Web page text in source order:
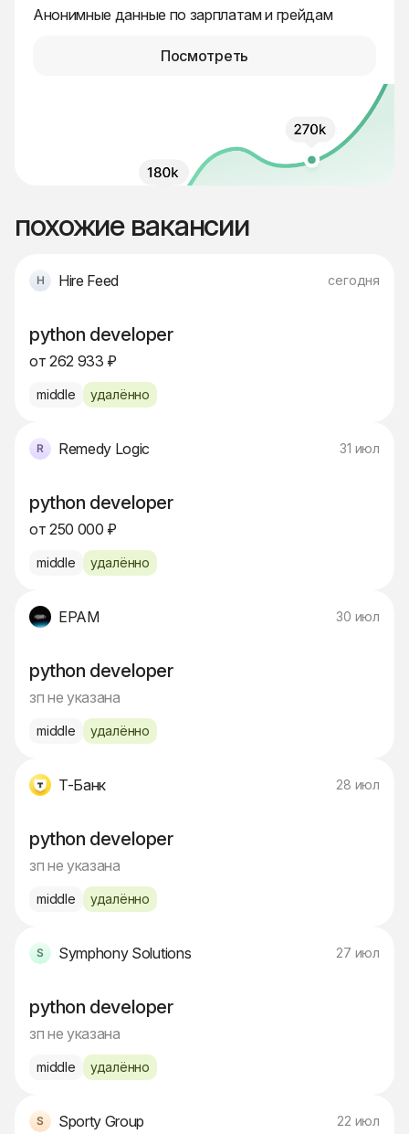
Анонимные данные по зарплатам и грейдам
Посмотреть
похожие вакансии
Hire Feed сегодня
python developer
от 262 933 ₽
middle удалённо
Remedy Logic 31 июл
python developer
от 250 000 ₽
middle удалённо
EPAM 30 июл
python developer
зп не указана
middle удалённо
Т-Банк 28 июл
python developer
зп не указана
middle удалённо
Symphony Solutions 27 июл
python developer
зп не указана
middle удалённо
Sporty Group 22 июл